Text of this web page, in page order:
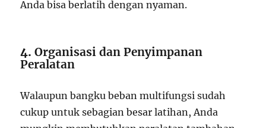
Anda bisa berlatih dengan nyaman.
4.Organisasi dan Penyimpanan
Peralatan
Walaupun bangku beban multifungsi sudah
cukup untuk sebagian besar latihan, Anda